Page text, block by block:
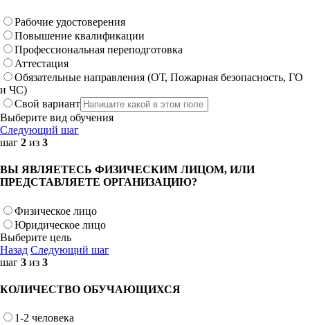
Рабочие удостоверения
Повышение квалификации
Профессиональная переподготовка
Аттестация
Обязательные направления (ОТ, Пожарная безопасность, ГО
и ЧС)
Свой вариант
Выберите вид обучения
Следующий шаг
шаг 2 из 3
ВЫ ЯВЛЯЕТЕСЬ ФИЗИЧЕСКИМ ЛИЦОМ, ИЛИ
ПРЕДСТАВЛЯЕТЕ ОРГАНИЗАЦИЮ?
Физическое лицо
Юридическое лицо
Выберите цель
Назад Следующий шаг
шаг 3 из 3
КОЛИЧЕСТВО ОБУЧАЮЩИХСЯ
1-2 человека